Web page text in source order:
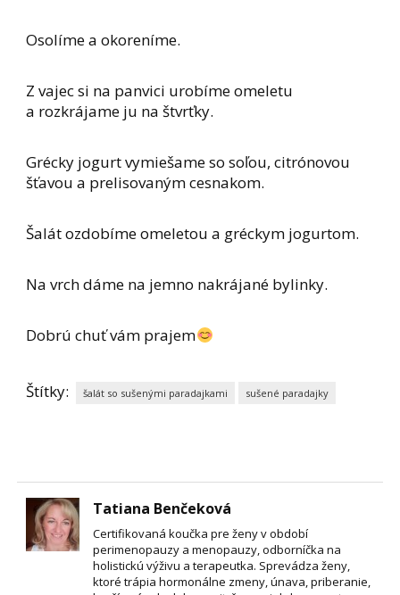
Osolíme a okoreníme.
Z vajec si na panvici urobíme omeletu
a rozkrájame ju na štvrťky.
Grécky jogurt vymiešame so soľou, citrónovou
šťavou a prelisovaným cesnakom.
Šalát ozdobíme omeletou a gréckym jogurtom.
Na vrch dáme na jemno nakrájané bylinky.
Dobrú chuť vám prajem
Štítky: šalát so sušenými paradajkami sušené paradajky
Tatiana Benčeková
Certifikovaná koučka pre ženy v období
perimenopauzy a menopauzy, odborníčka na
holistickú výživu a terapeutka. Sprevádza ženy,
ktoré trápia hormonálne zmeny, únava, priberanie,